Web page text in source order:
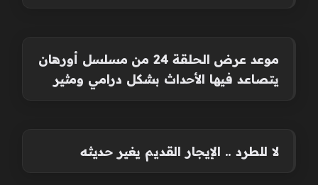
موعد عرض الحلقة 24 من مسلسل أورهان
يتصاعد فيها الأحداث بشكل درامي ومثير
لا للطرد .. الإيجار القديم يغير حديثه